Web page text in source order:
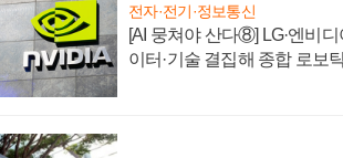
전자·전기·정보통신
[AI 뭉쳐야 산다⑧] LG·엔비디
이터·기술 결집해 종합 로보